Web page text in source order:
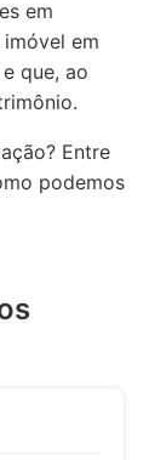
em
em
que, ao
Entre
podemos